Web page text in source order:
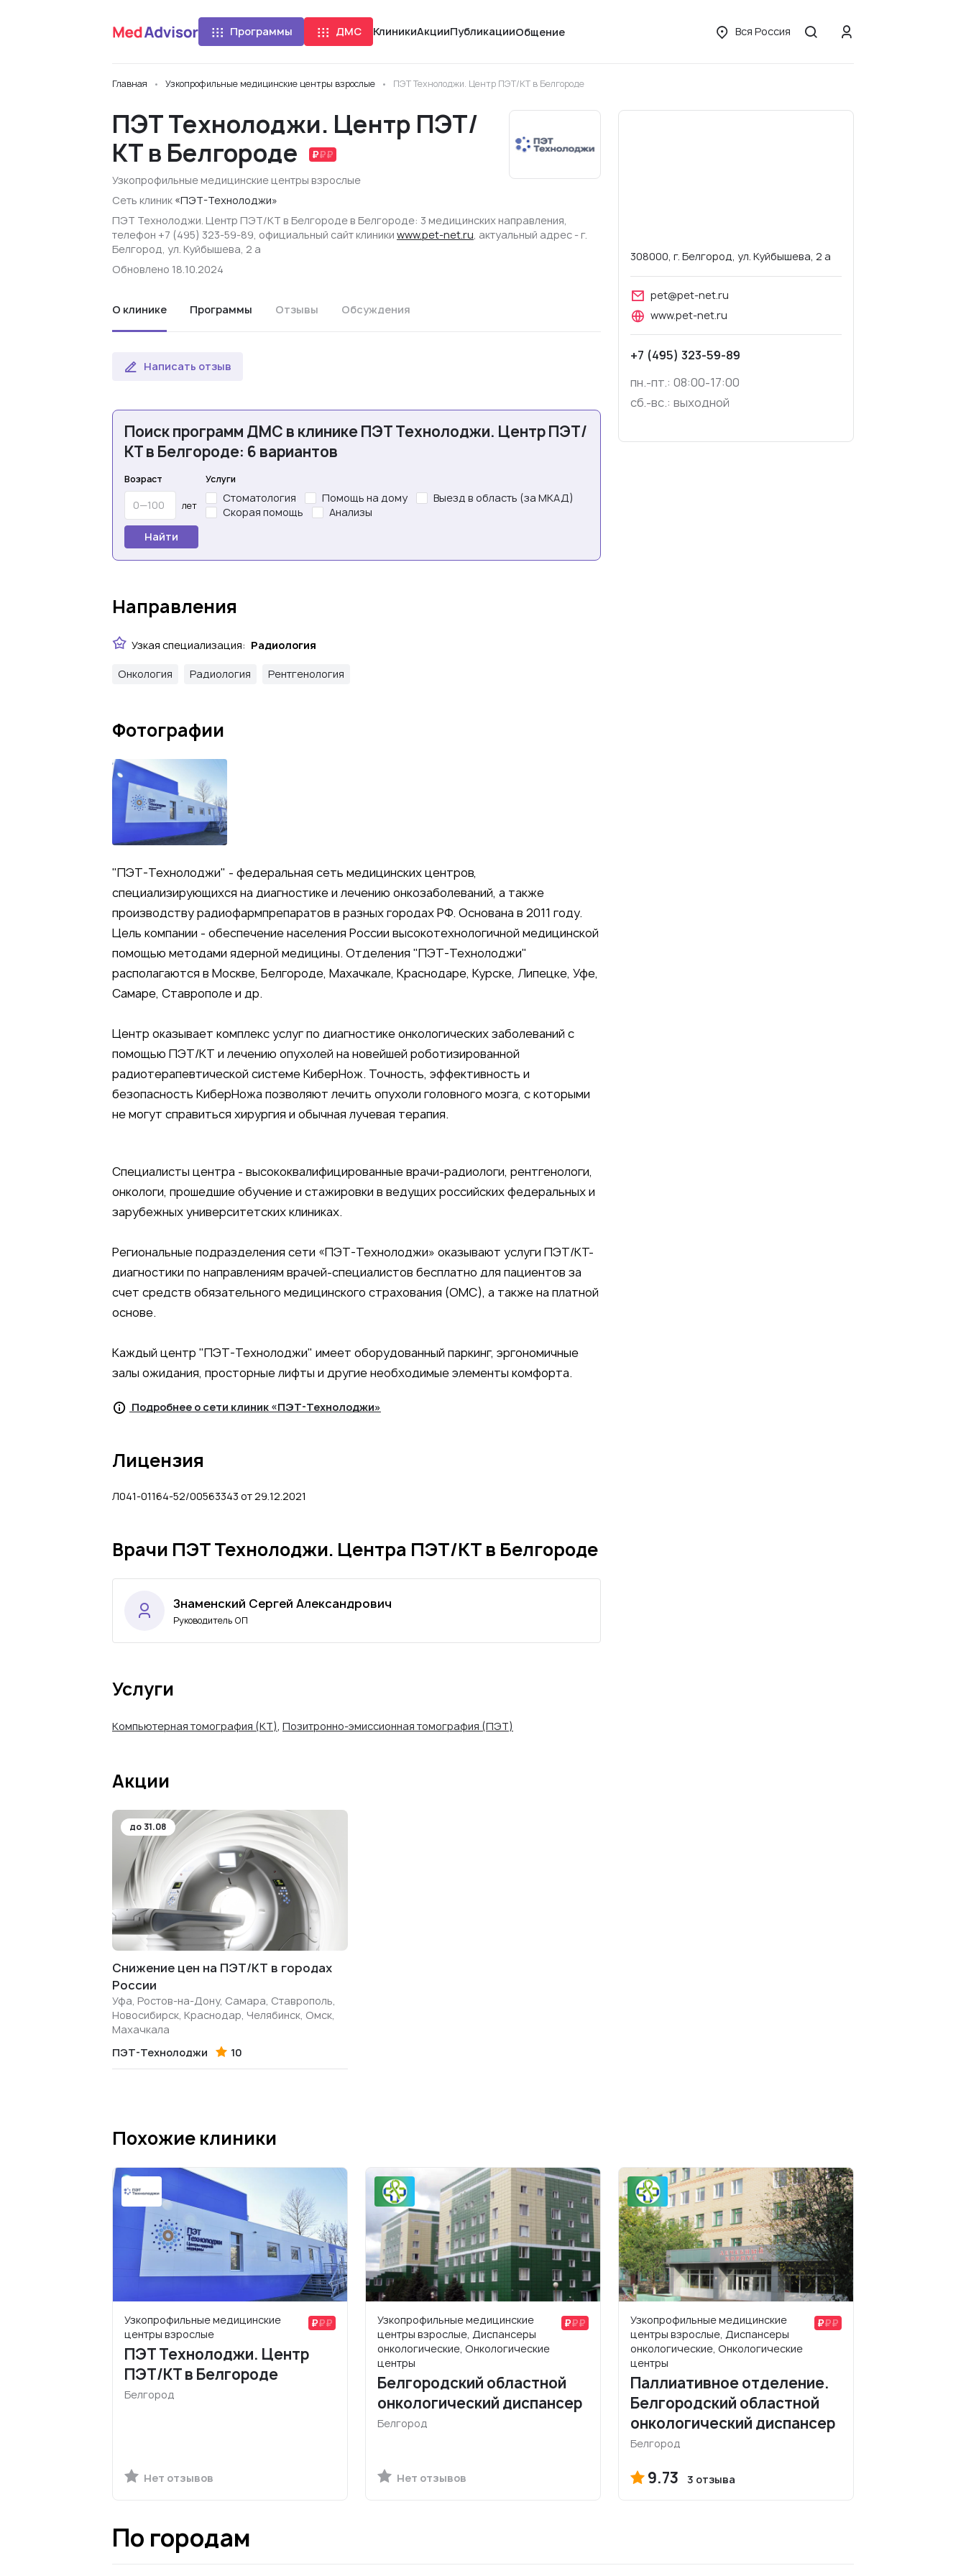
Программы ДМС КлиникиАкцииПубликацииОбщение Вся Россия
Главная Узкопрофильные медицинские центры взрослые ПЭТ Технолоджи. Центр ПЭТ/КТ в Белгороде
ПЭТ Технолоджи. Центр ПЭТ/
КТ в Белгороде
Узкопрофильные медицинские центры взрослые
Сеть клиник «ПЭТ-Технолоджи»
ПЭТ Технолоджи. Центр ПЭТ/КТ в Белгороде в Белгороде: 3 медицинских направления,
телефон +7 (495) 323-59-89, официальный сайт клиники www.pet-net.ru, актуальный адрес - г.
Белгород, ул. Куйбышева, 2 а
Обновлено 18.10.2024
О клинике Программы Отзывы Обсуждения
Написать отзыв
Поиск программ ДМС в клинике ПЭТ Технолоджи. Центр ПЭТ/
КТ в Белгороде: 6 вариантов
Возраст
лет
Услуги
Стоматология Помощь на дому
Выезд в область (за МКАД)
Скорая помощь
Анализы
Найти
Направления
Узкая специализация: Радиология
Онкология Радиология Рентгенология
Фотографии
"ПЭТ-Технолоджи" - федеральная сеть медицинских центров,
специализирующихся на диагностике и лечению онкозаболеваний, а также
производству радиофармпрепаратов в разных городах РФ. Основана в 2011 году.
Цель компании - обеспечение населения России высокотехнологичной медицинской
помощью методами ядерной медицины. Отделения "ПЭТ-Технолоджи"
располагаются в Москве, Белгороде, Махачкале, Краснодаре, Курске, Липецке, Уфе,
Самаре, Ставрополе и др.
Центр оказывает комплекс услуг по диагностике онкологических заболеваний с
помощью ПЭТ/КТ и лечению опухолей на новейшей роботизированной
радиотерапевтической системе КиберНож. Точность, эффективность и
безопасность КиберНожа позволяют лечить опухоли головного мозга, с которыми
не могут справиться хирургия и обычная лучевая терапия.
Специалисты центра - высококвалифицированные врачи-радиологи, рентгенологи,
онкологи, прошедшие обучение и стажировки в ведущих российских федеральных и
зарубежных университетских клиниках.
Региональные подразделения сети «ПЭТ-Технолоджи» оказывают услуги ПЭТ/КТ-
диагностики по направлениям врачей-специалистов бесплатно для пациентов за
счет средств обязательного медицинского страхования (ОМС), а также на платной
основе.
Каждый центр "ПЭТ-Технолоджи" имеет оборудованный паркинг, эргономичные
залы ожидания, просторные лифты и другие необходимые элементы комфорта.
Подробнее о сети клиник «ПЭТ-Технолоджи»
Лицензия
Л041-01164-52/00563343 от 29.12.2021
Врачи ПЭТ Технолоджи. Центра ПЭТ/КТ в Белгороде
Знаменский Сергей Александрович
Руководитель ОП
Услуги
Компьютерная томография (КТ), Позитронно-эмиссионная томография (ПЭТ)
Акции
до 31.08
Снижение цен на ПЭТ/КТ в городах
России
Уфа, Ростов-на-Дону, Самара, Ставрополь,
Новосибирск, Краснодар, Челябинск, Омск,
Махачкала
ПЭТ-Технолоджи
10
308000, г. Белгород, ул. Куйбышева, 2 а
pet@pet-net.ru
www.pet-net.ru
+7 (495) 323-59-89
пн.-пт.: 08:00-17:00
сб.-вс.: выходной
Похожие клиники
Узкопрофильные медицинские
центры взрослые
ПЭТ Технолоджи. Центр
ПЭТ/КТ в Белгороде
Белгород
Нет отзывов
Узкопрофильные медицинские
центры взрослые, Диспансеры
онкологические, Онкологические
центры
Белгородский областной
онкологический диспансер
Белгород
Нет отзывов
Узкопрофильные медицинские
центры взрослые, Диспансеры
онкологические, Онкологические
центры
Паллиативное отделение.
Белгородский областной
онкологический диспансер
Белгород
9.73 3 отзыва
По городам